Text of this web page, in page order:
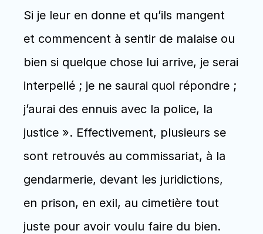
Si je leur en donne et qu’ils mangent
et commencent à sentir de malaise ou
bien si quelque chose lui arrive, je serai
interpellé ; je ne saurai quoi répondre ;
j’aurai des ennuis avec la police, la
justice ». Effectivement, plusieurs se
sont retrouvés au commissariat, à la
gendarmerie, devant les juridictions,
en prison, en exil, au cimetière tout
juste pour avoir voulu faire du bien.